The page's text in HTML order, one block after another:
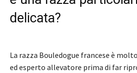
delicata?
La razza Bouledogue francese è
ed esperto allevatore prima di far